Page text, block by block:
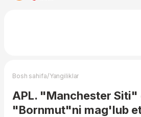
Bosh sahifa/Yangiliklar
APL. "Manchester
"Bornmut"ni mag'lub